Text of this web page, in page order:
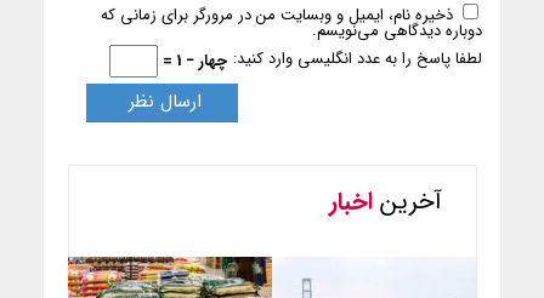
ذخیره نام، ایمیل و وبسایت من در مرورگر برای زمانی که
دوباره دیدگاهی می‌نویسم.
لطفا پاسخ را به عدد انگلیسی وارد کنید: چهار − 1 =
آخریناخبار